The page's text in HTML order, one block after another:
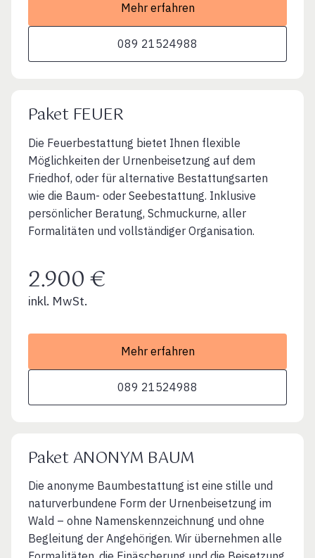
Mehr erfahren
089 21524988
Paket FEUER
Die Feuerbestattung bietet Ihnen flexible
Möglichkeiten der Urnenbeisetzung auf dem
Friedhof, oder für alternative Bestattungsarten
wie die Baum- oder Seebestattung. Inklusive
persönlicher Beratung, Schmuckurne, aller
Formalitäten und vollständiger Organisation.
2.900 €
inkl. MwSt.
Mehr erfahren
089 21524988
Paket ANONYM BAUM
Die anonyme Baumbestattung ist eine stille und
naturverbundene Form der Urnenbeisetzung im
Wald – ohne Namenskennzeichnung und ohne
Begleitung der Angehörigen. Wir übernehmen alle